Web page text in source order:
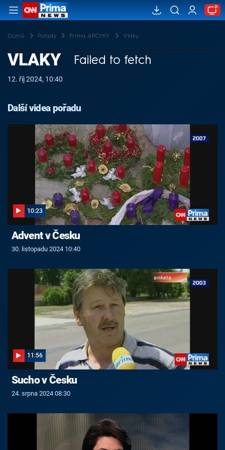
Domů Pořady Prima ARCHIV Vlaky
Failed to fetch
VLAKY
12. říj 2024, 10:40
Další videa pořadu
10:23
Advent v Česku
30. listopadu 2024 10:40
11:56
Sucho v Česku
24. srpna 2024 08:30